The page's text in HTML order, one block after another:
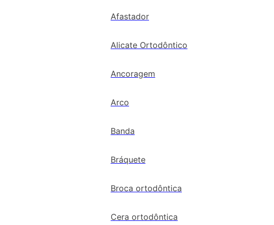
Afastador
Alicate Ortodôntico
Ancoragem
Arco
Banda
Bráquete
Broca ortodôntica
Cera ortodôntica